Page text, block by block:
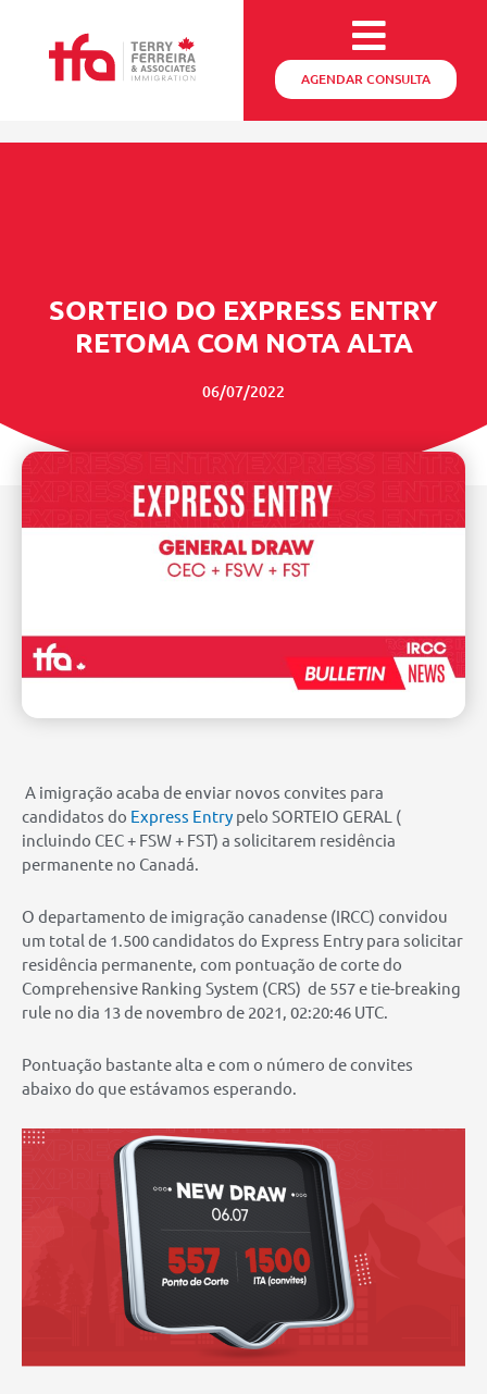
AGENDAR CONSULTA
SORTEIO DO EXPRESS ENTRY
RETOMA COM NOTA ALTA
06/07/2022
A imigração acaba de enviar novos convites para
candidatos do Express Entry pelo SORTEIO GERAL (
incluindo CEC + FSW + FST) a solicitarem residência
permanente no Canadá.
O departamento de imigração canadense (IRCC) convidou
um total de 1.500 candidatos do Express Entry para solicitar
residência permanente, com pontuação de corte do
Comprehensive Ranking System (CRS) de 557 e tie-breaking
rule no dia 13 de novembro de 2021, 02:20:46 UTC.
Pontuação bastante alta e com o número de convites
abaixo do que estávamos esperando.